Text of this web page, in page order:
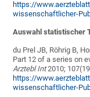
https://
wissenschaftlicher-
Auswahl statistischer
du Prel JB, Röhrig B,
Part 12 of a series on
Arztebl Int2010;
https://
wissenschaftlicher-